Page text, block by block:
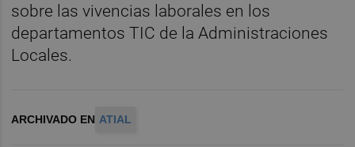
sobre las vivencias laborales en los
departamentos TIC de la Administraciones
Locales.
ARCHIVADO EN ATIAL